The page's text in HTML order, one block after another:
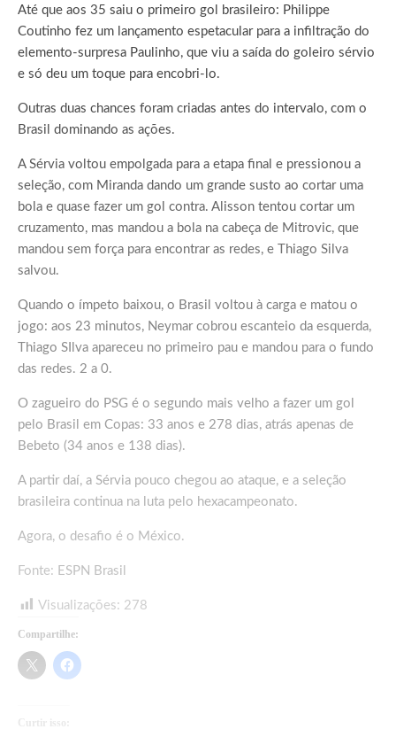
Até que aos 35 saiu o primeiro gol brasileiro: Philippe
Coutinho fez um lançamento espetacular para a infiltração do
elemento-surpresa Paulinho, que viu a saída do goleiro sérvio
e só deu um toque para encobri-lo.
Outras duas chances foram criadas antes do intervalo, com o
Brasil dominando as ações.
A Sérvia voltou empolgada para a etapa final e pressionou a
seleção, com Miranda dando um grande susto ao cortar uma
bola e quase fazer um gol contra. Alisson tentou cortar um
cruzamento, mas mandou a bola na cabeça de Mitrovic, que
mandou sem força para encontrar as redes, e Thiago Silva
salvou.
Quando o ímpeto baixou, o Brasil voltou à carga e matou o
jogo: aos 23 minutos, Neymar cobrou escanteio da esquerda,
Thiago SIlva apareceu no primeiro pau e mandou para o fundo
das redes. 2 a 0.
O zagueiro do PSG é o segundo mais velho a fazer um gol
pelo Brasil em Copas: 33 anos e 278 dias, atrás apenas de
Bebeto (34 anos e 138 dias).
A partir daí, a Sérvia pouco chegou ao ataque, e a seleção
brasileira continua na luta pelo hexacampeonato.
Agora, o desafio é o México.
Fonte: ESPN Brasil
Visualizações: 278
Compartilhe:
Curtir isso: